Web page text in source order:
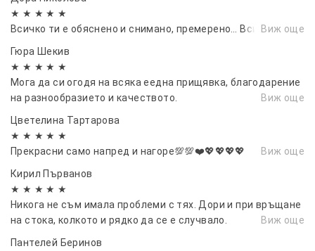
★ ★ ★ ★ ★
Всичко ти е обяснено и снимано, премерено… Всичко е 6.
Виж още
Гюра Шекив
★ ★ ★ ★ ★
Мога да си огодя на всяка еедна прищявка, благодарение
на разнообразието и качеството.
Виж още
Цветелина Тартарова
★ ★ ★ ★ ★
Прекрасни само напред и нагоре💯💯❤️💖💖💖💖
Виж още
Кирил Първанов
★ ★ ★ ★ ★
Никога не съм имала проблеми с тях. Дори и при връщане
на стока, колкото и рядко да се е случвало.
Виж още
Пантелей Беринов